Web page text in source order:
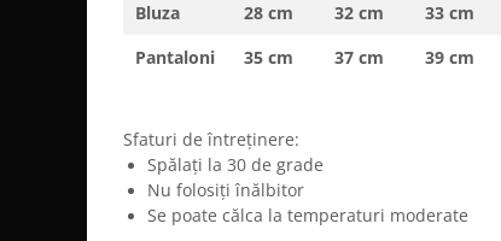
Bluza
28 cm 32 cm 33 cm
Pantaloni
35 cm 37 cm 39 cm
Sfaturi de întreținere:
Spălați la 30 de grade
Nu folosiți înălbitor
Se poate călca la temperaturi moderate